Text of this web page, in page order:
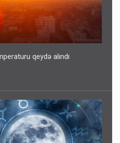
intellekt - Bunları etməzdən
qeydə alındı